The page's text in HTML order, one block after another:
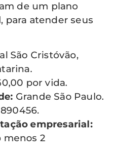
de um plano
para atender seus
São Cristóvão,
por vida.
Grande São Paulo.
empresarial:
menos 2